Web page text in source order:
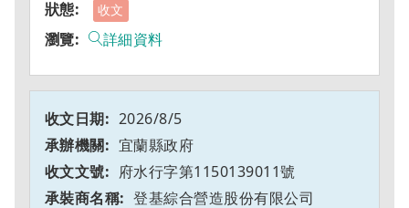
收文
詳細資料
2026/8/5
宜蘭縣政府
府水行字第1150139011號
登基綜合營造股份有限公司